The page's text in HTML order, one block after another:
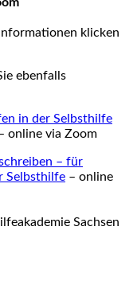
klicken
ebenfalls
in der Selbsthilfe
online via Zoom
– für
Selbsthilfe – online
Sachsen